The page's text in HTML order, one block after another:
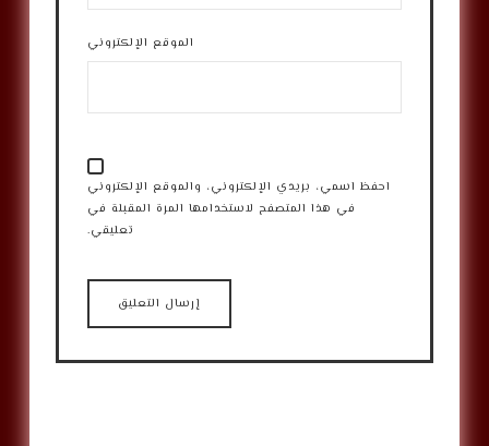
الموقع الإلكتروني
احفظ اسمي، بريدي الإلكتروني، والموقع الإلكتروني
في هذا المتصفح لاستخدامها المرة المقبلة في
تعليقي.